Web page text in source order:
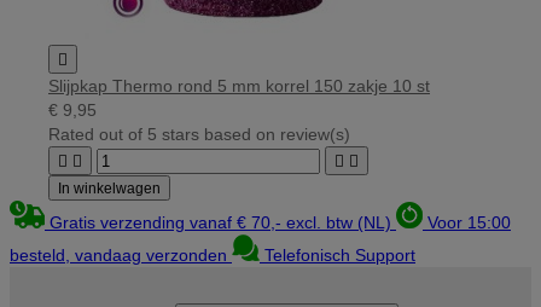

Slijpkap Thermo rond 5 mm korrel 150 zakje 10 st
€ 9,95
Rated out of 5 stars based on review(s)
   
In winkelwagen
Gratis verzending vanaf € 70,- excl. btw (NL)
Voor 15:00
besteld, vandaag verzonden
Telefonisch Support